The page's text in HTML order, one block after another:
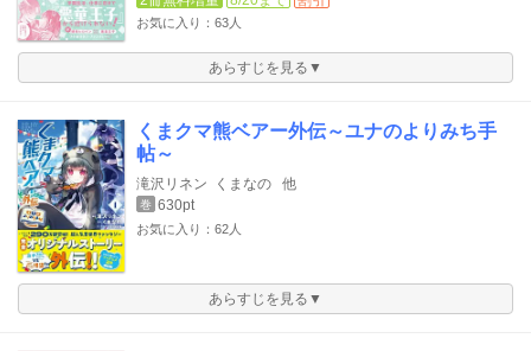
お気に入り：63人
あらすじを見る▼
くまクマ熊ベアー外伝～ユナのよりみち手
帖～
滝沢リネン くまなの 他
巻 630pt
お気に入り：62人
あらすじを見る▼